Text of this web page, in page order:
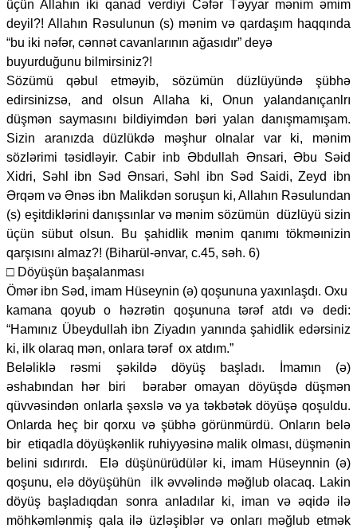
üçün Allahın iki qanad verdiyi Cəfər Təyyar mənim əmim
deyil?! Allahın Rəsulunun (s) mənim və qardaşım haqqında
“bu iki nəfər, cənnət cavanlarının ağasıdır” deyə
buyurduğunu bilmirsiniz?!
Sözümü qəbul etməyib, sözümün düzlüyündə şübhə
edirsinizsə, and olsun Allaha ki, Onun yalandanıçanlrı
düşmən saymasını bildiyimdən bəri yalan danışmamışam.
Sizin aranızda düzlükdə məşhur olnalar var ki, mənim
sözlərimi təsidləyir. Cabir inb Əbdullah Ənsari, Əbu Səid
Xidri, Səhl ibn Səd Ənsari, Səhl ibn Səd Saidi, Zeyd ibn
Ərqəm və Ənəs ibn Malikdən soruşun ki, Allahın Rəsulundan
(s) eşitdiklərini danışsınlar və mənim sözümün düzlüyü sizin
üçün sübut olsun. Bu şahidlik mənim qanımı tökməınizin
qarşısını almaz?! (Biharül-ənvar, c.45, səh. 6)
□ Döyüşün başalanması
Ömər ibn Səd, imam Hüseynin (ə) qoşununa yaxınlaşdı. Oxu
kamana qoyub o həzrətin qoşununa tərəf atdı və dedi:
“Hamınız Übeydullah ibn Ziyadın yanında şahidlik edərsiniz
ki, ilk olaraq mən, onlara tərəf ox atdım.”
Beləliklə rəsmi şəkildə döyüş başladı. İmamın (ə)
əshabından hər biri bərabər omayan döyüşdə düşmən
qüvvəsindən onlarla şəxslə və ya təkbətək döyüşə qoşuldu.
Onlarda heç bir qorxu və şübhə görünmürdü. Onların belə
bir etiqadla döyüşkənlik ruhiyyəsinə malik olması, düşmənin
belini sıdırırdı. Elə düşünürüdülər ki, imam Hüseynnin (ə)
qoşunu, elə döyüşühün ilk əvvəlində məğlub olacaq. Lakin
döyüş başladıqdan sonra anladılar ki, iman və əqidə ilə
möhkəmlənmiş qala ilə üzləşiblər və onları məğlub etmək